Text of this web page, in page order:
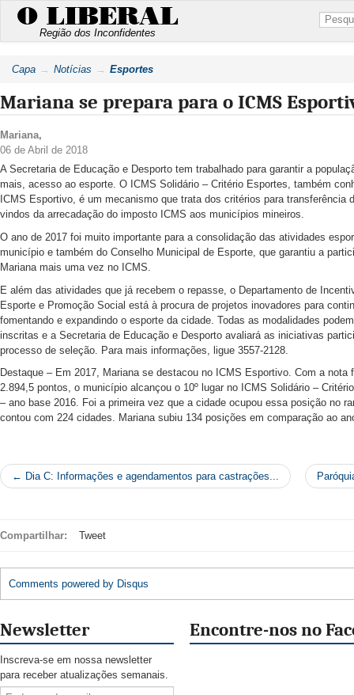
O LIBERAL
Região dos Inconfidentes
Capa Notícias Esportes
Mariana se prepara para o ICMS
Mariana,
06 de Abril de 2018
A Secretaria de Educação e Desporto tem trabalhado para garantir a
mais, acesso ao esporte. O ICMS Solidário – Critério Esportes, também
ICMS Esportivo, é um mecanismo que trata dos critérios para transferência
vindos da arrecadação do imposto ICMS aos municípios mineiros.
O ano de 2017 foi muito importante para a consolidação das atividades
município e também do Conselho Municipal de Esporte, que garantiu a
Mariana mais uma vez no ICMS.
E além das atividades que já recebem o repasse, o Departamento de
Esporte e Promoção Social está à procura de projetos inovadores para
fomentando e expandindo o esporte da cidade. Todas as modalidades
inscritas e a Secretaria de Educação e Desporto avaliará as iniciativas
processo de seleção. Para mais informações, ligue 3557-2128.
Destaque – Em 2017, Mariana se destacou no ICMS Esportivo. Com a nota
2.894,5 pontos, o município alcançou o 10º lugar no ICMS Solidário –
– ano base 2016. Foi a primeira vez que a cidade ocupou essa posição no
contou com 224 cidades. Mariana subiu 134 posições em comparação ao
← Dia C: Informações e agendamentos para castrações...
Compartilhar: Tweet
Comments powered by Disqus
Newsletter
Inscreva-se em nossa newsletter
para receber atualizações semanais.
Encontre-nos no